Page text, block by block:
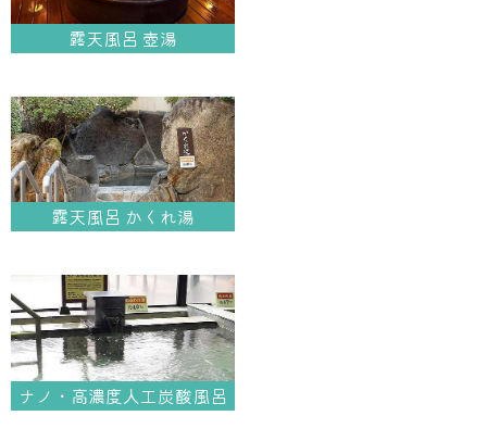
大浴場
屋内レジャープール
奈良わんぱくランド
露天風呂 壺湯
露天風呂 かくれ湯
ナノ・高濃度人工炭酸風呂